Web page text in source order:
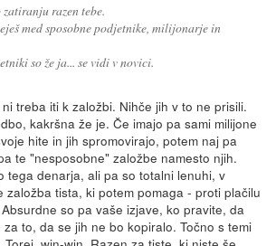
razen tebe.
med sposobne podjetnike, milijonarje in
so že ja... se vidi v novici.
treba iti k založbi. Nihče jih v to ne prisili.
kakršna že je. Če imajo pa sami milijone
hite in jih spromovirajo, potem naj pa
te "nesposobne" založbe namesto njih.
tega denarja, ali pa so totalni lenuhi, v
založba tista, ki potem pomaga - proti plačilu
so pa vaše izjave, ko pravite, da
to, da se jih ne bo kopiralo. Točno s temi